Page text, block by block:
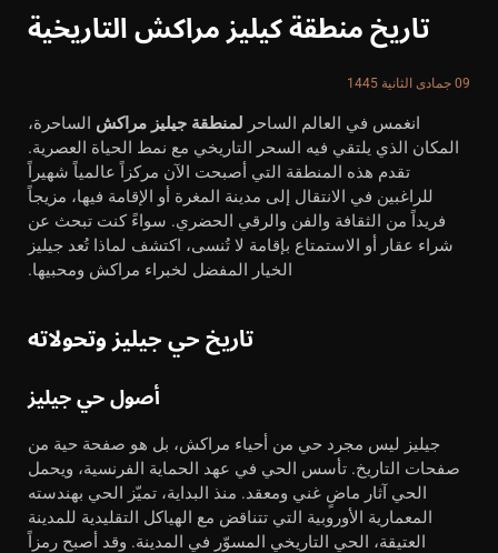
تاريخ منطقة كيليز مراكش التاريخية
09 جمادى الثانية 1445
انغمس في العالم الساحر لمنطقة جيليز مراكش الساحرة،
المكان الذي يلتقي فيه السحر التاريخي مع نمط الحياة العصرية.
تقدم هذه المنطقة التي أصبحت الآن مركزاً عالمياً شهيراً
للراغبين في الانتقال إلى مدينة المغرة أو الإقامة فيها، مزيجاً
فريداً من الثقافة والفن والرقي الحضري. سواءً كنت تبحث عن
شراء عقار أو الاستمتاع بإقامة لا تُنسى، اكتشف لماذا تُعد جيليز
الخيار المفضل لخبراء مراكش ومحبيها.
تاريخ حي جيليز وتحولاته
أصول حي جيليز
جيليز ليس مجرد حي من أحياء مراكش، بل هو صفحة حية من
صفحات التاريخ. تأسس الحي في عهد الحماية الفرنسية، ويحمل
الحي آثار ماضٍ غني ومعقد. منذ البداية، تميّز الحي بهندسته
المعمارية الأوروبية التي تتناقض مع الهياكل التقليدية للمدينة
العتيقة، الحي التاريخي المسوّر في المدينة. وقد أصبح رمزاً